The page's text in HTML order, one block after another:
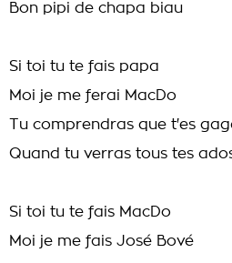
Bon pipi de chapa biau
Si toi tu te fais papa
Moi je me ferai MacDo
Tu comprendras que t'es
Quand tu verras tous tes
Si toi tu te fais MacDo
Moi je me fais José Bové